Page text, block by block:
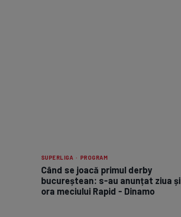
SUPERLIGA · PROGRAM
Când se joacă primul derby
bucureștean: s-au anunțat ziua și
ora meciului Rapid - Dinamo